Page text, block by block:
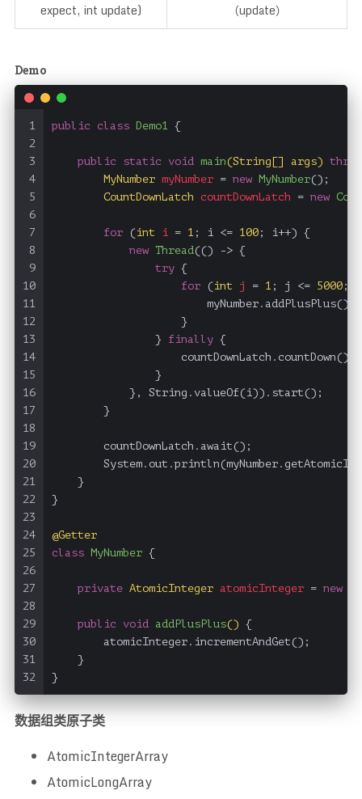
expect, int update)
（update）
Demo
1
2
3
4
5
6
7
8
9
10
11
12
13
14
15
16
17
18
19
20
21
22
23
24
25
26
27
28
29
30
31
32
public class Demo1 {
public static void main(String[] args)
MyNumber myNumber = new MyNumber();
CountDownLatch countDownLatch = new
for ( int i = 1 ; i <= 100 ; i++) {
new Thread(() -> {
try {
for ( int j = 1 ; j <= 5000 ;
                        myNumber.addPlusPlus();
                    }
                }
finally {
                    countDownLatch.countDown();
                }
            }, String.valueOf(i)).start();
        }
        countDownLatch.await();
    }
}
@Getter
class
MyNumber {
private AtomicInteger atomicInteger = new
public void addPlusPlus() {
        atomicInteger.incrementAndGet();
    }
}
数据组类原子类
AtomicIntegerArray
AtomicLongArray